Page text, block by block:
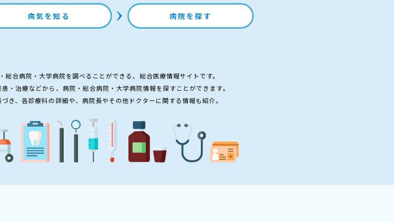
病気を知る 病院を探す
合病院・大学病院を調べることができる、総合医療情報サイトです。
・治療などから、病院・総合病院・大学病院情報を探すことができます。
き、各診療科の詳細や、病院長やその他ドクターに関する情報も紹介。